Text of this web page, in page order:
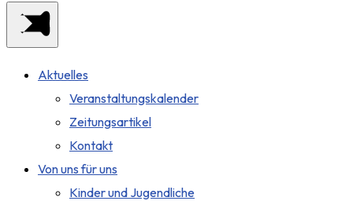
Aktuelles
Veranstaltungskalender
Zeitungsartikel
Kontakt
Von uns für uns
Kinder und Jugendliche